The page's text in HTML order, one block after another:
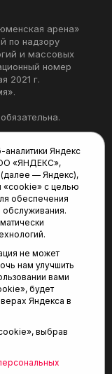
арена»
по надзору
и массовых
номер
2021 г.
28А
Яндекс
«ЯНДЕКС»,
(далее — Яндекс),
«cookie» с целью
обеспечения
обслуживания.
не может
нам улучшить
вами
будет
Яндекса в
выбрав